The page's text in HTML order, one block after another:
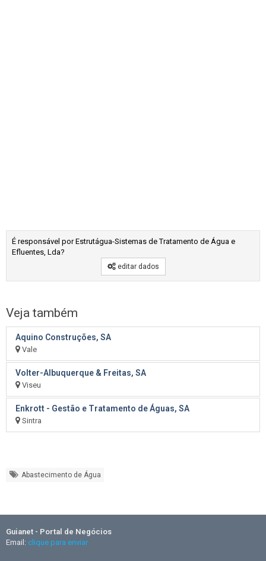
É responsável por Estrutágua-Sistemas de Tratamento de Água e
Efluentes, Lda?
editar dados
Veja também
Aquino Construções, SA
Vale
Volter-Albuquerque & Freitas, SA
Viseu
Enkrott - Gestão e Tratamento de Águas, SA
Sintra
Abastecimento de Água
Guianet - Portal de Negócios
Email: clique para enviar